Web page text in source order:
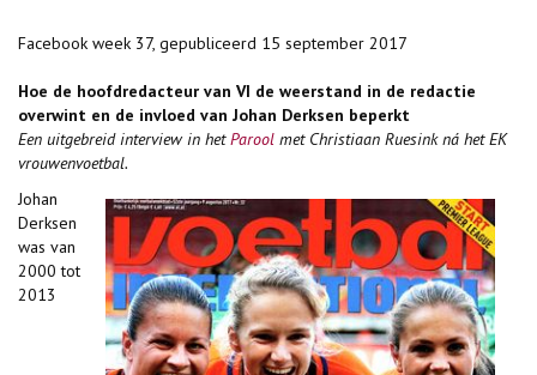
Facebook week 37, gepubliceerd 15 september 2017
Hoe de hoofdredacteur van VI de weerstand in de redactie
overwint en de invloed van Johan Derksen beperkt
Een uitgebreid interview in hetParool met Christiaan Ruesink ná het EK
vrouwenvoetbal.
Johan
Derksen
was van
2000 tot
2013